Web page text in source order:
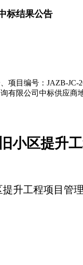
标结果公告
目编号：JAZB-
限公司中标供应
小区提升
升工程项目管